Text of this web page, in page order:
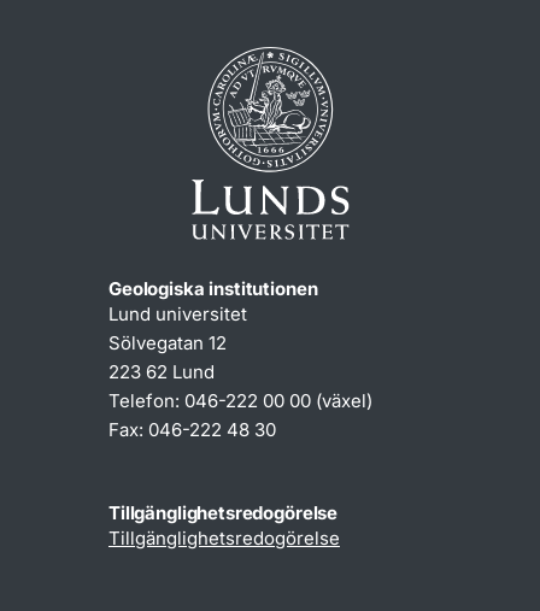
Geologiska institutionen
Lund universitet
Sölvegatan 12
223 62 Lund
Telefon: 046-222 00 00 (växel)
Fax: 046-222 48 30
Tillgänglighetsredogörelse
Tillgänglighetsredogörelse